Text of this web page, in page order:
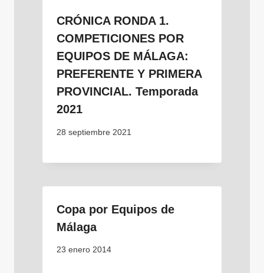
CRÓNICA RONDA 1.
COMPETICIONES POR
EQUIPOS DE MÁLAGA:
PREFERENTE Y PRIMERA
PROVINCIAL. Temporada
2021
28 septiembre 2021
Copa por Equipos de
Málaga
23 enero 2014